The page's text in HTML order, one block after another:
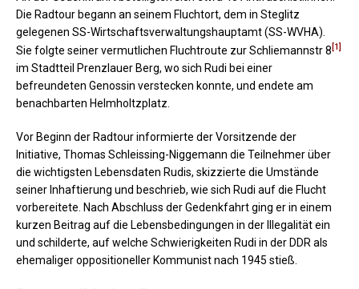
Die Radtour begann an seinem Fluchtort, dem in Steglitz
gelegenen SS-Wirtschaftsverwaltungshauptamt (SS-WVHA).
Sie folgte seiner vermutlichen Fluchtroute zur Schliemannstr 8 [1]
im Stadtteil Prenzlauer Berg, wo sich Rudi bei einer
befreundeten Genossin verstecken konnte, und endete am
benachbarten Helmholtzplatz.
Vor Beginn der Radtour informierte der Vorsitzende der
Initiative, Thomas Schleissing-Niggemann die Teilnehmer über
die wichtigsten Lebensdaten Rudis, skizzierte die Umstände
seiner Inhaftierung und beschrieb, wie sich Rudi auf die Flucht
vorbereitete. Nach Abschluss der Gedenkfahrt ging er in einem
kurzen Beitrag auf die Lebensbedingungen in der Illegalität ein
und schilderte, auf welche Schwierigkeiten Rudi in der DDR als
ehemaliger oppositioneller Kommunist nach 1945 stieß.